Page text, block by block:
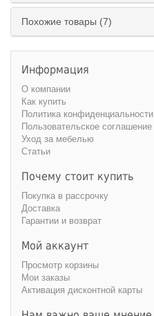
Похожие товары (7)
Информация
О компании
Как купить
Политика конфиденциальности
Пользовательское соглашение
Уход за мебелью
Статьи
Почему стоит купить
Покупка в рассрочку
Доставка
Гарантии и возврат
Мой аккаунт
Просмотр корзины
Мои заказы
Активация дисконтной карты